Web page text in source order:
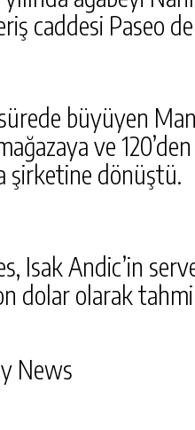
caddesi Paseo
sürede büyüyen
ve
şirketine dönüştü.
Isak Andic’in
dolar olarak
News